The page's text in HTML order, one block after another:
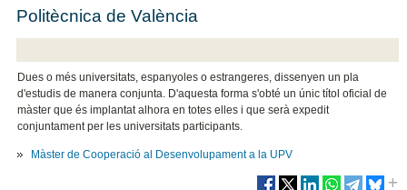
Politècnica de València
Dues o més universitats, espanyoles o estrangeres, dissenyen un pla
d'estudis de manera conjunta. D'aquesta forma s'obté un únic títol oficial de
màster que és implantat alhora en totes elles i que serà expedit
conjuntament per les universitats participants.
Màster de Cooperació al Desenvolupament a la UPV